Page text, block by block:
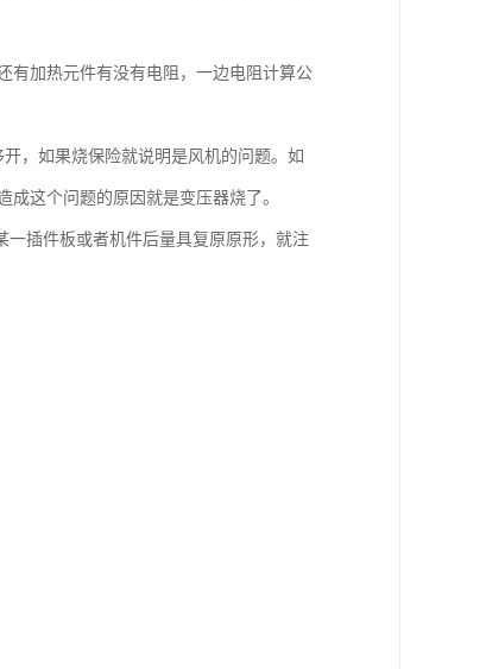
有加热元件有没有电阻，一边电阻计算公
，如果烧保险就说明是风机的问题。如
这个问题的原因就是变压器烧了。
插件板或者机件后量具复原原形，就注